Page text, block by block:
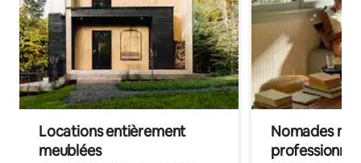
Locations entièrement
meublées
Nomades